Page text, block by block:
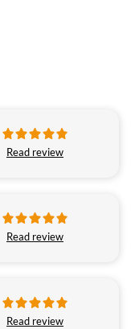
Read review
Read review
Read review